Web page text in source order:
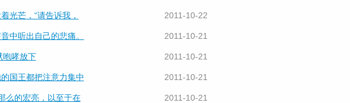
光芒，“请告诉我， 2011-10-22
中听出自己的悲痛。 2011-10-21
咆哮放下 2011-10-21
国王都把注意力集中 2011-10-21
么的宏亮，以至于在 2011-10-21